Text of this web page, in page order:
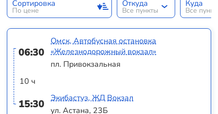
Сортировка
По цене
Откуда
Все пункты
Куда
Все
06:30
10 ч
15:30
Омск, Автобусная остановка
«Железнодорожный вокзал»
пл. Привокзальная
Экибастуз, ЖД Вокзал
ул. Астана, 23Б